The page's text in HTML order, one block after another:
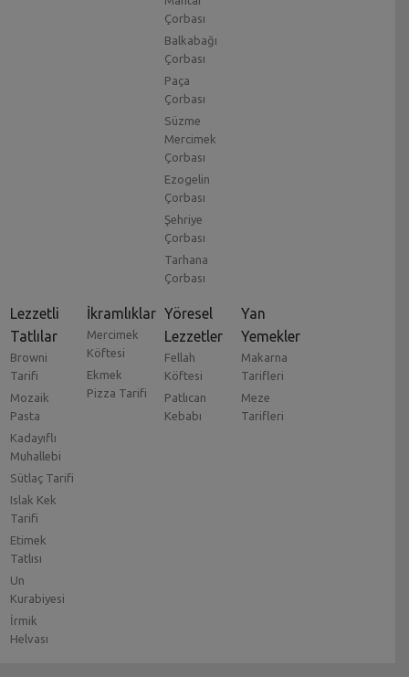
Çorbası
Balkabağı
Çorbası
Paça
Çorbası
Süzme
Mercimek
Çorbası
Ezogelin
Çorbası
Şehriye
Çorbası
Tarhana
Çorbası
Lezzetli
Tatlılar
Browni
Tarifi
Mozaik
Pasta
Kadayıflı
Muhallebi
Sütlaç Tarifi
Islak Kek
Tarifi
Etimek
Tatlısı
Un
Kurabiyesi
İrmik
Helvası
İkramlıklar
Mercimek
Köftesi
Ekmek
Pizza Tarifi
Yöresel
Lezzetler
Fellah
Köftesi
Patlıcan
Kebabı
Yan
Yemekler
Makarna
Tarifleri
Meze
Tarifleri